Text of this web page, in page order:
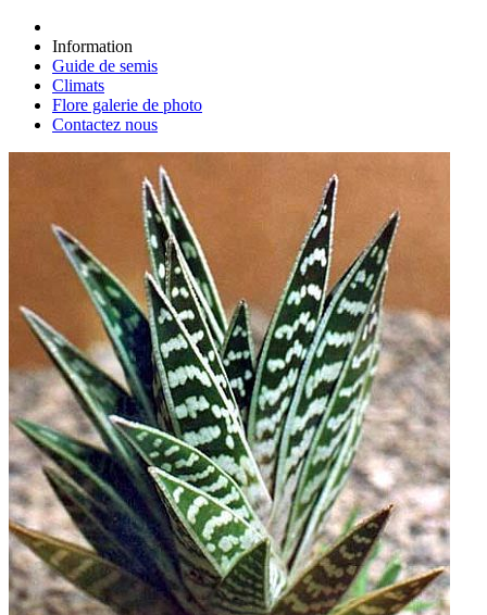
Information
Guide de semis
Climats
Flore galerie de photo
Contactez nous